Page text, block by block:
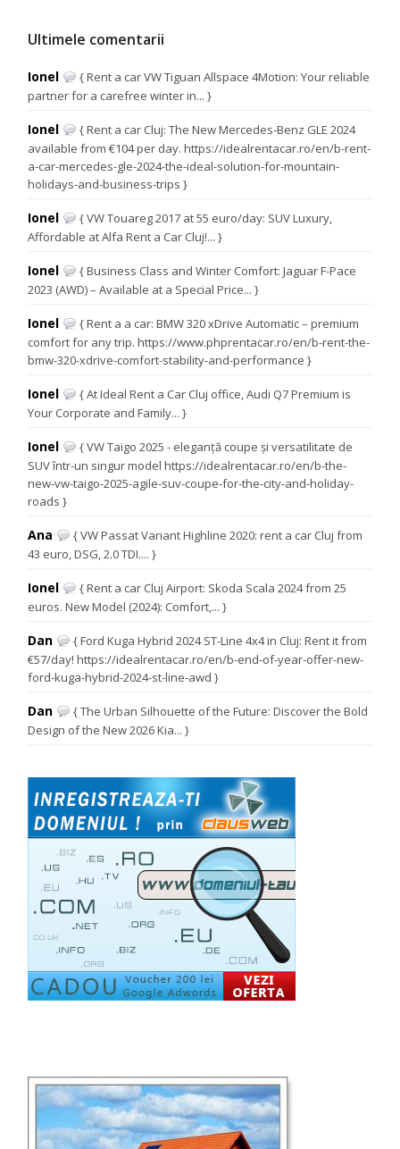
Ultimele comentarii
Ionel
{ Rent a car VW Tiguan Allspace 4Motion: Your reliable
partner for a carefree winter in... }
Ionel
{ Rent a car Cluj: The New Mercedes-Benz GLE 2024
available from €104 per day. https://idealrentacar.ro/en/b-rent-
a-car-mercedes-gle-2024-the-ideal-solution-for-mountain-
holidays-and-business-trips }
Ionel
{ VW Touareg 2017 at 55 euro/day: SUV Luxury,
Affordable at Alfa Rent a Car Cluj!... }
Ionel
{ Business Class and Winter Comfort: Jaguar F-Pace
2023 (AWD) – Available at a Special Price... }
Ionel
{ Rent a a car: BMW 320 xDrive Automatic – premium
comfort for any trip. https://www.phprentacar.ro/en/b-rent-the-
bmw-320-xdrive-comfort-stability-and-performance }
Ionel
{ At Ideal Rent a Car Cluj office, Audi Q7 Premium is
Your Corporate and Family... }
Ionel
{ VW Taigo 2025 - eleganță coupe și versatilitate de
SUV într-un singur model https://idealrentacar.ro/en/b-the-
new-vw-taigo-2025-agile-suv-coupe-for-the-city-and-holiday-
roads }
Ana
{ VW Passat Variant Highline 2020: rent a car Cluj from
43 euro, DSG, 2.0 TDI.... }
Ionel
{ Rent a car Cluj Airport: Skoda Scala 2024 from 25
euros. New Model (2024): Comfort,... }
Dan
{ Ford Kuga Hybrid 2024 ST-Line 4x4 in Cluj: Rent it from
€57/day! https://idealrentacar.ro/en/b-end-of-year-offer-new-
ford-kuga-hybrid-2024-st-line-awd }
Dan
{ The Urban Silhouette of the Future: Discover the Bold
Design of the New 2026 Kia... }